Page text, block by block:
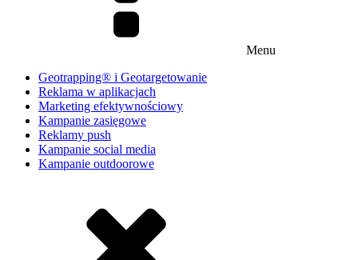
Menu
Geotrapping® i Geotargetowanie
Reklama w aplikacjach
Marketing efektywnościowy
Kampanie zasięgowe
Reklamy push
Kampanie social media
Kampanie outdoorowe